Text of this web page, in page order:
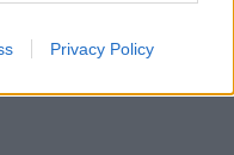
Privacy Policy